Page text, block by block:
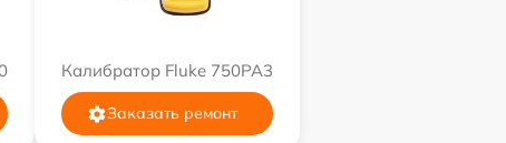
Калибратор Fluke 750PA3
Заказать ремонт